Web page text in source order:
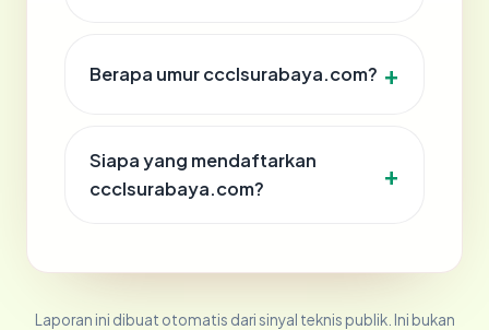
Berapa umur ccclsurabaya.com?
Siapa yang mendaftarkan
ccclsurabaya.com?
Laporan ini dibuat otomatis dari sinyal teknis publik. Ini bukan